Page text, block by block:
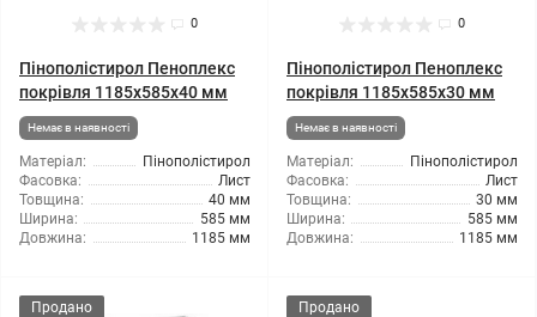
0
Пінополістирол Пеноплекс
покрівля 1185x585x40 мм
Немає в наявності
Матеріал:
Пінополістирол
Фасовка:
Лист
Товщина:
40 мм
Ширина:
585 мм
Довжина:
1185 мм
0
Пінополістирол Пеноплекс
покрівля 1185x585x30 мм
Немає в наявності
Матеріал:
Пінополістирол
Фасовка:
Лист
Товщина:
30 мм
Ширина:
585 мм
Довжина:
1185 мм
Продано Продано